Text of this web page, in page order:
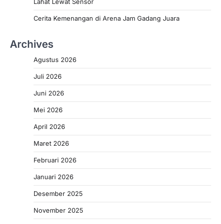
Lahat Lewat Sensor
Cerita Kemenangan di Arena Jam Gadang Juara
Archives
Agustus 2026
Juli 2026
Juni 2026
Mei 2026
April 2026
Maret 2026
Februari 2026
Januari 2026
Desember 2025
November 2025